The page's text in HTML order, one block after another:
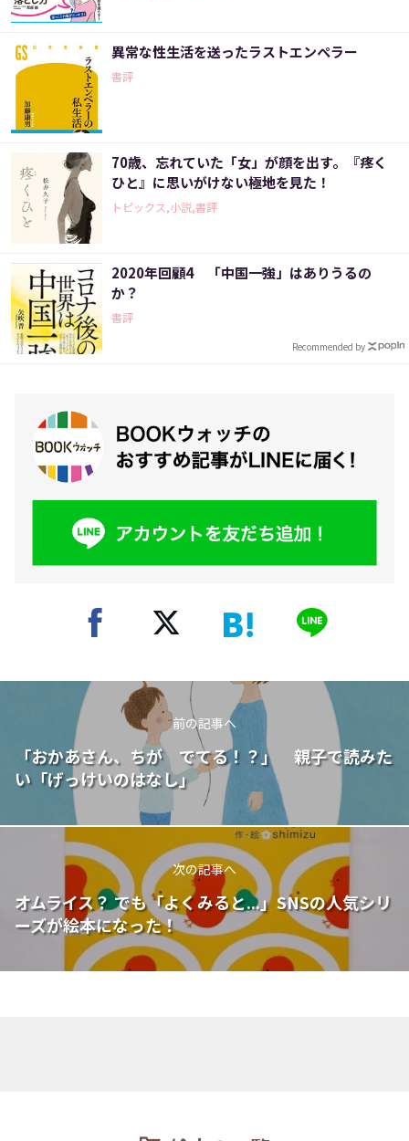
異常な性生活を送ったラストエンペラー
書評
70歳、忘れていた「女」が顔を出す。『疼く
ひと』に思いがけない極地を見た！
トピックス,小説,書評
2020年回顧4 「中国一強」はありうるの
か？
書評
Recommended by
前の記事へ
「おかあさん、ちが でてる！？」 親子で読みた
い「げっけいのはなし」
次の記事へ
オムライス？ でも「よくみると...」SNSの人気シリ
ーズが絵本になった！